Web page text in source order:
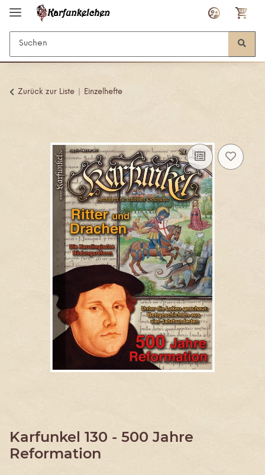
Zurück zur Liste Einzelhefte
Karfunkel 130 - 500 Jahre
Reformation